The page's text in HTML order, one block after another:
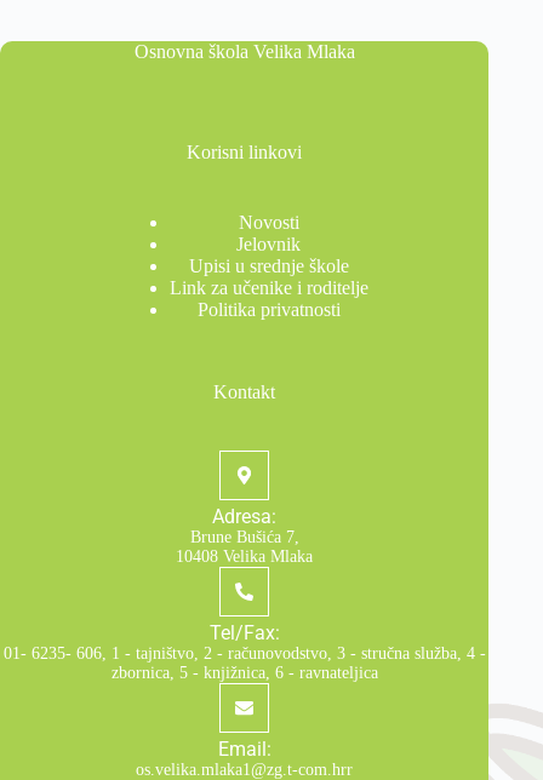
Osnovna škola Velika Mlaka
Korisni linkovi
Novosti
Jelovnik
Upisi u srednje škole
Link za učenike i roditelje
Politika privatnosti
Kontakt
Adresa:
Brune Bušića 7,
10408 Velika Mlaka
Tel/Fax:
01- 6235- 606, 1 - tajništvo, 2 - računovodstvo, 3 - stručna služba, 4 -
zbornica, 5 - knjižnica, 6 - ravnateljica
Email:
os.velika.mlaka1@zg.t-com.hrr